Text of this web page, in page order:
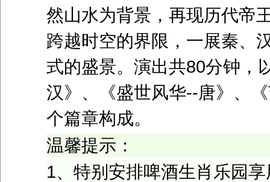
然山水为背景，再现历代帝
跨越时空的界限， 一展秦、
式的盛景。演出共80分钟，
汉》、《盛世风华--唐》、
个篇章构成。
温馨提示：
1、特别安排啤酒生肖乐园